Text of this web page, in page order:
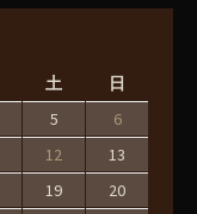
土 日
5
6
12
13
19
20